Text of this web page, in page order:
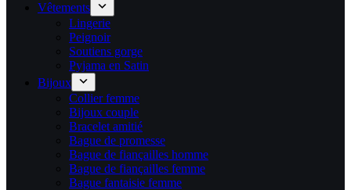
Vêtements
Lingerie
Peignoir
Soutiens gorge
Pyjama en Satin
Bijoux
Collier femme
Bijoux couple
Bracelet amitié
Bague de promesse
Bague de fiançailles homme
Bague de fiançailles femme
Bague fantaisie femme